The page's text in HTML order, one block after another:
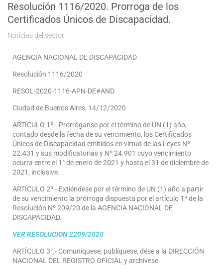
Resolución 1116/2020. Prorroga de los
Certificados Únicos de Discapacidad.
Noticias del sector
AGENCIA NACIONAL DE DISCAPACIDAD
Resolución 1116/2020
RESOL-2020-1116-APN-DE#AND
Ciudad de Buenos Aires, 14/12/2020
ARTÍCULO 1º.- Prorróganse por el término de UN (1) año,
contado desde la fecha de su vencimiento, los Certificados
Únicos de Discapacidad emitidos en virtud de las Leyes Nº
22.431 y sus modificatorias y Nº 24.901 cuyo vencimiento
ocurra entre el 1° de enero de 2021 y hasta el 31 de diciembre de
2021, inclusive.
ARTÍCULO 2º.- Extiéndese por el término de UN (1) año a partir
de su vencimiento la prórroga dispuesta por el artículo 1º de la
Resolución Nº 209/20 de la AGENCIA NACIONAL DE
DISCAPACIDAD.
VER RESOLUCION 2209/2020
ARTÍCULO 3°.- Comuníquese, publíquese, dése a la DIRECCIÓN
NACIONAL DEL REGISTRO OFICIAL y archívese.